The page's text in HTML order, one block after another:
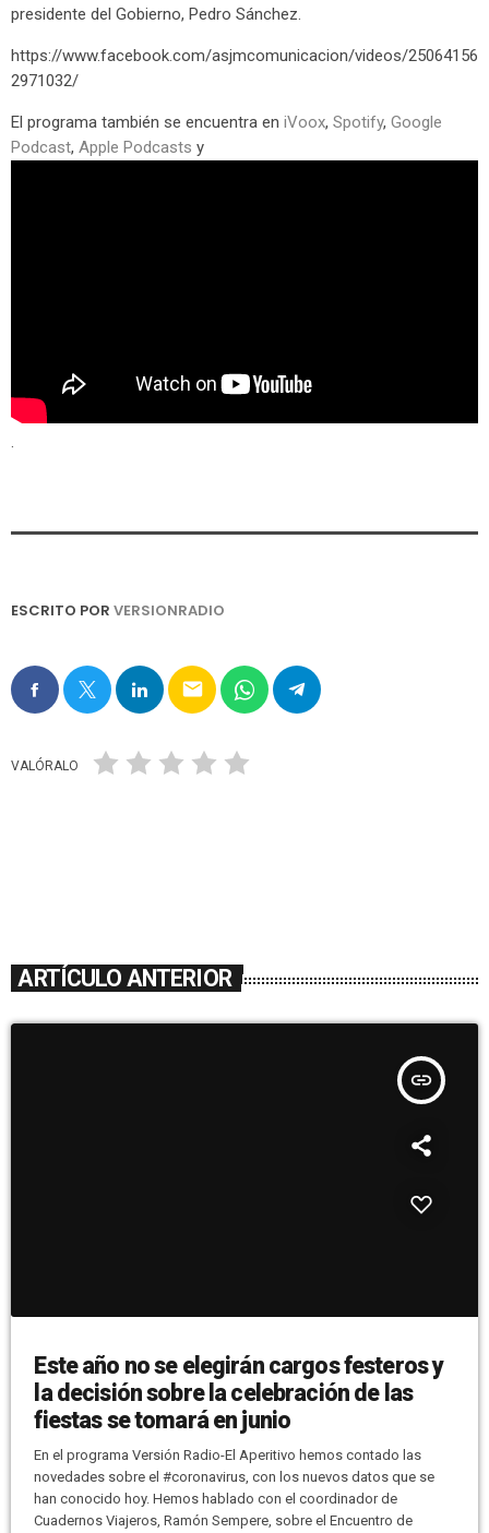
presidente del Gobierno, Pedro Sánchez.
https://www.facebook.com/asjmcomunicacion/videos/25064156
2971032/
El programa también se encuentra en iVoox, Spotify, Google
Podcast, Apple Podcasts y
.
ESCRITO POR VERSIONRADIO
email
VALÓRALO
ARTÍCULO ANTERIOR
insert_link
Este año no se elegirán cargos festeros y
la decisión sobre la celebración de las
fiestas se tomará en junio
En el programa Versión Radio-El Aperitivo hemos contado las
novedades sobre el #coronavirus, con los nuevos datos que se
han conocido hoy. Hemos hablado con el coordinador de
Cuadernos Viajeros, Ramón Sempere, sobre el Encuentro de